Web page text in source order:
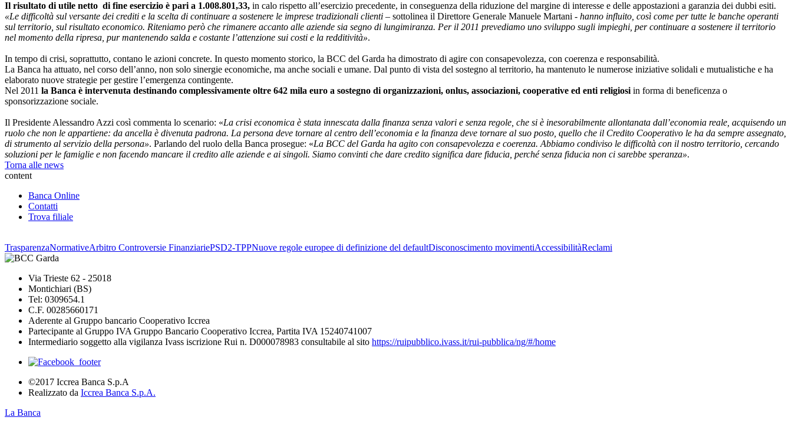
Il risultato di utile netto di fine esercizio è pari a 1.008.801,33, in calo rispetto all’esercizio precedente, in conseguenza della riduzione del margine di interesse e delle appostazioni a garanzia dei dubbi esiti.
«Le difficoltà sul versante dei crediti e la scelta di continuare a sostenere le imprese tradizionali clienti – sottolinea il Direttore Generale Manuele Martani - hanno influito, così come per tutte le banche operanti
sul territorio, sul risultato economico. Riteniamo però che rimanere accanto alle aziende sia segno di lungimiranza. Per il 2011 prevediamo uno sviluppo sugli impieghi, per continuare a sostenere il territorio
nel momento della ripresa, pur mantenendo salda e costante l’attenzione sui costi e la redditività».
In tempo di crisi, soprattutto, contano le azioni concrete. In questo momento storico, la BCC del Garda ha dimostrato di agire con consapevolezza, con coerenza e responsabilità.
La Banca ha attuato, nel corso dell’anno, non solo sinergie economiche, ma anche sociali e umane. Dal punto di vista del sostegno al territorio, ha mantenuto le numerose iniziative solidali e mutualistiche e ha
elaborato nuove strategie per gestire l’emergenza contingente.
Nel 2011 la Banca è intervenuta destinando complessivamente oltre 642 mila euro a sostegno di organizzazioni, onlus, associazioni, cooperative ed enti religiosi in forma di beneficenza o
sponsorizzazione sociale.
Il Presidente Alessandro Azzi così commenta lo scenario: «La crisi economica è stata innescata dalla finanza senza valori e senza regole, che si è inesorabilmente allontanata dall’economia reale, acquisendo un
ruolo che non le appartiene: da ancella è divenuta padrona. La persona deve tornare al centro dell’economia e la finanza deve tornare al suo posto, quello che il Credito Cooperativo le ha da sempre assegnato,
di strumento al servizio della persona». Parlando del ruolo della Banca prosegue: «La BCC del Garda ha agito con consapevolezza e coerenza. Abbiamo condiviso le difficoltà con il nostro territorio, cercando
soluzioni per le famiglie e non facendo mancare il credito alle aziende e ai singoli. Siamo convinti che dare credito significa dare fiducia, perché senza fiducia non ci sarebbe speranza».
Torna alle news
content
Banca Online
Contatti
Trova filiale
TrasparenzaNormativeArbitro Controversie FinanziariePSD2-TPPNuove regole europee di definizione del defaultDisconoscimento movimentiAccessibilitàReclami
Via Trieste 62 - 25018
Montichiari (BS)
Tel: 0309654.1
C.F. 00285660171
Aderente al Gruppo bancario Cooperativo Iccrea
Partecipante al Gruppo IVA Gruppo Bancario Cooperativo Iccrea, Partita IVA 15240741007
Intermediario soggetto alla vigilanza Ivass iscrizione Rui n. D000078983 consultabile al sito https://ruipubblico.ivass.it/rui-pubblica/ng/#/home
©2017 Iccrea Banca S.p.A
Realizzato da Iccrea Banca S.p.A.
La Banca